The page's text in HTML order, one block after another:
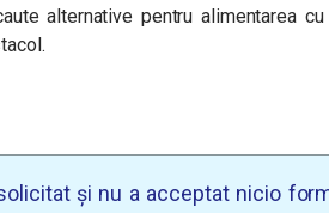
alternative pentru alimentarea
și nu a acceptat nicio